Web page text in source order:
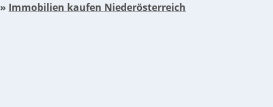
» Immobilien kaufen Niederösterreich